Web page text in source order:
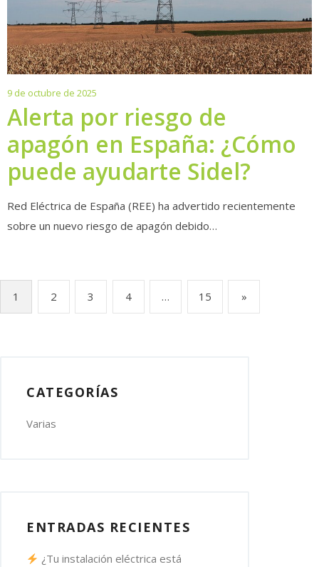
9 de octubre de 2025
octubre
de
2025
Alerta por riesgo de
apagón en España: ¿Cómo
puede ayudarte Sidel?
Red Eléctrica de España (REE) ha advertido recientemente
sobre un nuevo riesgo de apagón debido…
Navegación
de
1 2 3 4 … 15 »
CATEGORÍAS
Varias
ENTRADAS RECIENTES
¿Tu instalación eléctrica está